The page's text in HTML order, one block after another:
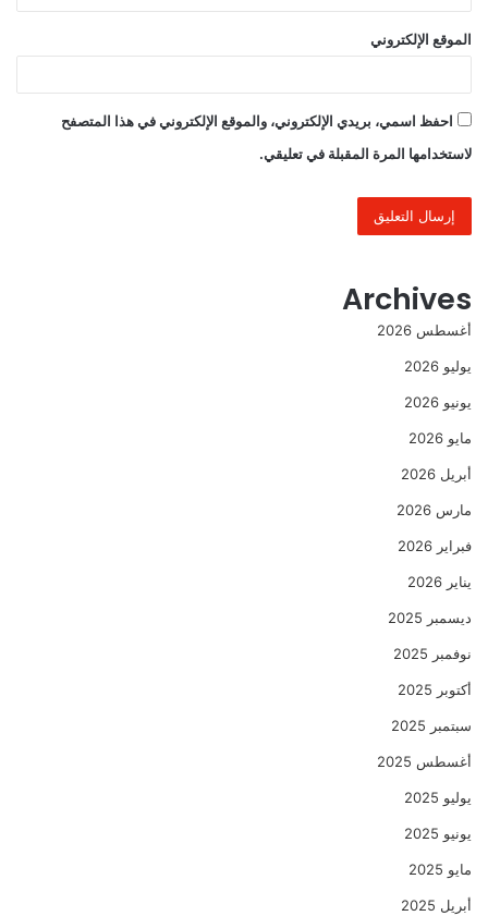
الموقع الإلكتروني
احفظ اسمي، بريدي الإلكتروني، والموقع الإلكتروني في هذا المتصفح
لاستخدامها المرة المقبلة في تعليقي.
Archives
أغسطس 2026
يوليو 2026
يونيو 2026
مايو 2026
أبريل 2026
مارس 2026
فبراير 2026
يناير 2026
ديسمبر 2025
نوفمبر 2025
أكتوبر 2025
سبتمبر 2025
أغسطس 2025
يوليو 2025
يونيو 2025
مايو 2025
أبريل 2025